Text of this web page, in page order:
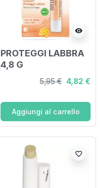
visibility
PROTEGGI LABBRA
4,8 G
5,95 € 4,82 €
Aggiungi al carrello
favorite_border